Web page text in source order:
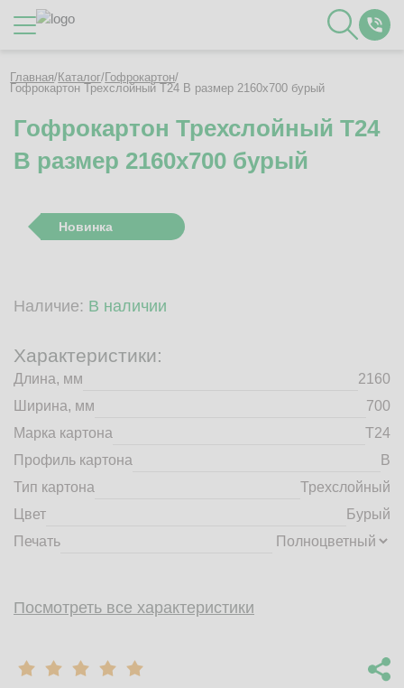
Каталог
О Компании
Контакты
Полезное
Вакансии
Гофротара с печатью
Рассчитать стоимость упаковки
Пн-Пт 8:00 - 17:00
+7 (4832) 71-44-42
г. Брянск, Белобережская улица, 1А
© 2014 - 2026 | ООО ТД "Брянский картон" Все права защищены,
материалов с сайта строго запрещено.
Главная/Каталог/Гофрокартон/
Гофрокартон Трехслойный Т24 B размер 2160x700 бурый
Гофрокартон Трехслойный Т24
B размер 2160x700 бурый
Новинка
Наличие: В наличии
Характеристики:
Длина, мм
2160
Ширина, мм
700
Марка картона
Т24
Профиль картона
B
Тип картона
Трехслойный
Цвет
Бурый
Печать
Посмотреть все характеристики